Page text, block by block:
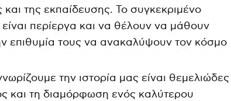
της εκπαίδευσης. Το συγκεκριμένο
περίεργα και να θέλουν να μάθουν
επιθυμία τους να ανακαλύψουν τον κόσμο
την ιστορία μας είναι θεμελιώδες
και τη διαμόρφωση ενός καλύτερου